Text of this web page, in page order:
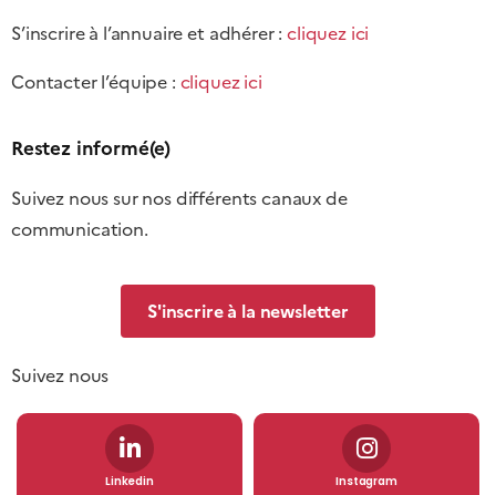
S’inscrire à l’annuaire et adhérer :cliquez ici
Contacter l’équipe : cliquez ici
Restez informé(e)
Suivez nous sur nos différents canaux de
communication.
S'inscrire à la newsletter
Suivez nous
Linkedin
Instagram